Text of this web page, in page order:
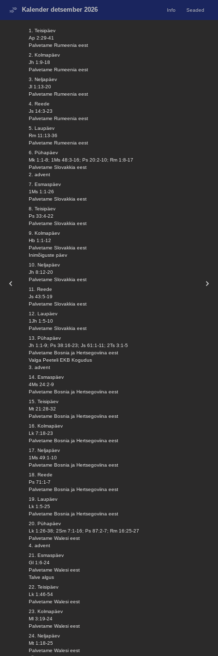
Kalender detsember 2026 Info Seaded
1. Teisipäev
Ap 2:29-41
Palvetame Rumeenia eest
2. Kolmapäev
Jh 1:9-18
Palvetame Rumeenia eest
3. Neljapäev
Jl 1:13-20
Palvetame Rumeenia eest
4. Reede
Js 14:3-23
Palvetame Rumeenia eest
5. Laupäev
Rm 11:13-36
Palvetame Rumeenia eest
6. Pühapäev
Mk 1:1-8; 1Ms 48:3-16; Ps 20:2-10; Rm 1:8-17
Palvetame Slovakkia eest
2. advent
7. Esmaspäev
1Ms 1:1-26
Palvetame Slovakkia eest
8. Teisipäev
Ps 33:4-22
Palvetame Slovakkia eest
9. Kolmapäev
Hb 1:1-12
Palvetame Slovakkia eest
Inimõiguste päev
10. Neljapäev
Jh 8:12-20
Palvetame Slovakkia eest
11. Reede
Js 43:5-19
Palvetame Slovakkia eest
12. Laupäev
1Jh 1:5-10
Palvetame Slovakkia eest
13. Pühapäev
Jh 1:1-9; Ps 38:16-23; Js 61:1-11; 2Ts 3:1-5
Palvetame Bosnia ja Hertsegoviina eest
Valga Peeteli EKB Kogudus
3. advent
14. Esmaspäev
4Ms 24:2-9
Palvetame Bosnia ja Hertsegoviina eest
15. Teisipäev
Mt 21:28-32
Palvetame Bosnia ja Hertsegoviina eest
16. Kolmapäev
Lk 7:18-23
Palvetame Bosnia ja Hertsegoviina eest
17. Neljapäev
1Ms 49:1-10
Palvetame Bosnia ja Hertsegoviina eest
18. Reede
Ps 71:1-7
Palvetame Bosnia ja Hertsegoviina eest
19. Laupäev
Lk 1:5-25
Palvetame Bosnia ja Hertsegoviina eest
20. Pühapäev
Lk 1:26-38; 2Sm 7:1-16; Ps 87:2-7; Rm 16:25-27
Palvetame Walesi eest
4. advent
21. Esmaspäev
Gl 1:6-24
Palvetame Walesi eest
Talve algus
22. Teisipäev
Lk 1:46-54
Palvetame Walesi eest
23. Kolmapäev
Ml 3:19-24
Palvetame Walesi eest
24. Neljapäev
Mt 1:18-25
Palvetame Walesi eest